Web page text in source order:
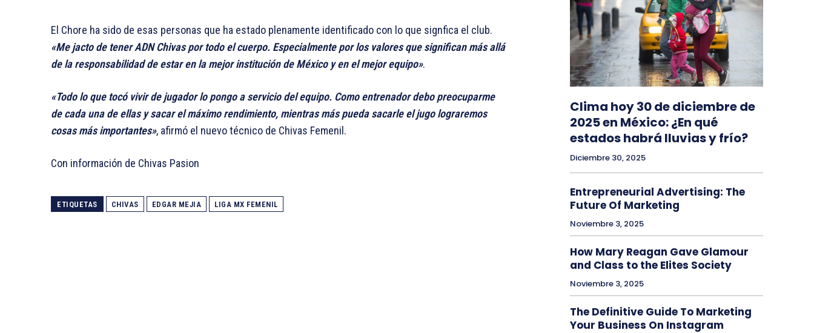
El Chore ha sido de esas personas que ha estado plenamente identificado con lo que signfica el club.
«Me jacto de tener ADN Chivas por todo el cuerpo. Especialmente por los valores que significan más allá
de la responsabilidad de estar en la mejor institución de México y en el mejor equipo».
«Todo lo que tocó vivir de jugador lo pongo a servicio del equipo. Como entrenador debo preocuparme
de cada una de ellas y sacar el máximo rendimiento, mientras más pueda sacarle el jugo lograremos
cosas más importantes», afirmó el nuevo técnico de Chivas Femenil.
Con información de Chivas Pasion
ETIQUETAS CHIVAS EDGAR MEJIA LIGA MX FEMENIL
Clima hoy 30 de diciembre de
2025 en México: ¿En qué
estados habrá lluvias y frío?
Diciembre 30, 2025
Entrepreneurial Advertising: The
Future Of Marketing
Noviembre 3, 2025
How Mary Reagan Gave Glamour
and Class to the Elites Society
Noviembre 3, 2025
The Definitive Guide To Marketing
Your Business On Instagram